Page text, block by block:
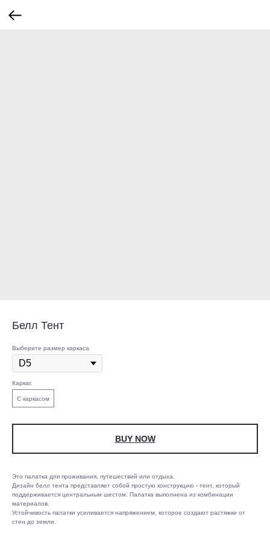
Белл Тент
Выберите размер каркаса
Каркас
С каркасом
BUY NOW
Это палатка для проживания, путешествий или отдыха.
Дизайн белл тента представляет собой простую конструкцию - тент, который
поддерживается центральным шестом. Палатка выполнена из комбинации
материалов.
Устойчивость палатки усиливается напряжением, которое создают растяжки от
стен до земли.